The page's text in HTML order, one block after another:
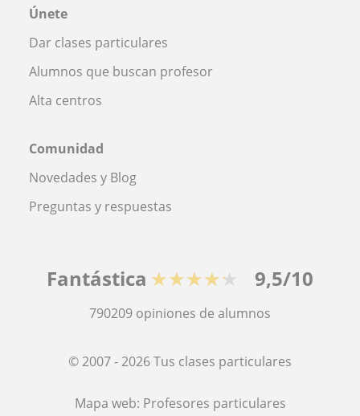
Únete
Dar clases particulares
Alumnos que buscan profesor
Alta centros
Comunidad
Novedades y Blog
Preguntas y respuestas
Fantástica ★★★★★ 9,5/10
790209 opiniones de alumnos
© 2007 - 2026 Tus clases particulares
Mapa web: Profesores particulares